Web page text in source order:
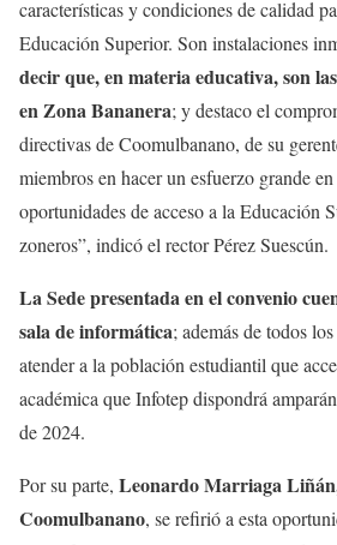
características y condiciones de calidad
Educación Superior. Son instalaciones
decir que, en materia educativa, son
en Zona Bananera; y destaco el
directivas de Coomulbanano, de su
miembros en hacer un esfuerzo grande
oportunidades de acceso a la Educación
zoneros”, indicó el rector Pérez Suescún.
La Sede presentada en el convenio
sala de informática; además de todos
atender a la población estudiantil que
académica que Infotep dispondrá
de 2024.
Por su parte, Leonardo Marriaga
Coomulbanano, se refirió a esta